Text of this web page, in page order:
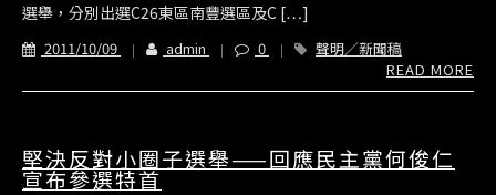
選舉，分別出選C26東區南豐選區及C […]
2011/10/09 admin 0
聲明／新聞稿
READ MORE
堅決反對小圈子選舉——回應民主黨何俊仁
宣布參選特首